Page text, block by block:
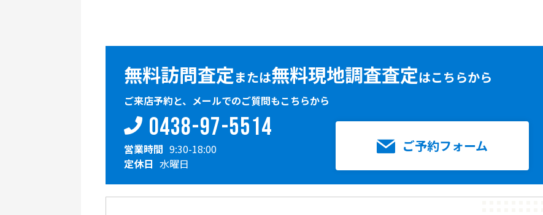
無料訪問査定または無料現地調査査定はこちらから
ご来店予約と、メールでのご質問もこちらから
0438-97-5514
営業時間 9:30-18:00
定休日 水曜日
ご予約フォーム